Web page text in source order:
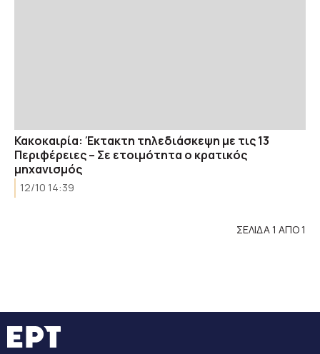
Κακοκαιρία: Έκτακτη τηλεδιάσκεψη με τις 13
Περιφέρειες – Σε ετοιμότητα ο κρατικός
μηχανισμός
12/10 14:39
ΣΕΛΙΔΑ 1 ΑΠΟ 1